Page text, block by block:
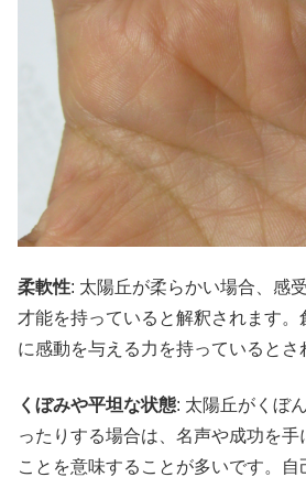
柔軟性: 太陽丘が柔らかい場合、感
才能を持っていると解釈されます
に感動を与える力を持っているとさ
くぼみや平坦な状態: 太陽丘がくぼ
ったりする場合は、名声や成功を
ことを意味することが多いです。